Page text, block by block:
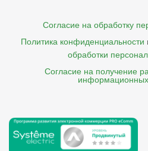
Согласие на обработку
Политика конфиденциальности
обработки
Согласие на получение